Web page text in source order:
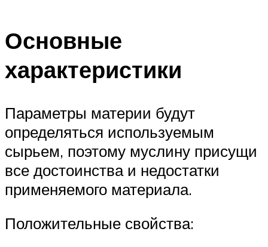
Основные
характеристики
Параметры материи будут
определяться используемым
сырьем, поэтому муслину присущи
все достоинства и недостатки
применяемого материала.
Положительные свойства: